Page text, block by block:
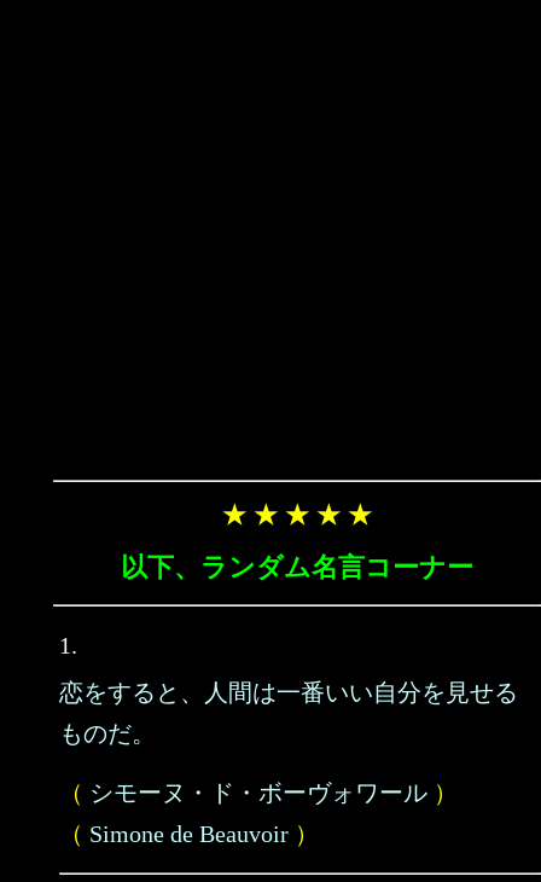
★ ★ ★ ★ ★
以下、ランダム名言コーナー
1.
恋をすると、人間は一番いい自分を見せる
ものだ。
（ シモーヌ・ド・ボーヴォワール ）
（ Simone de Beauvoir ）